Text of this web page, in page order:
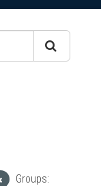
Groups: